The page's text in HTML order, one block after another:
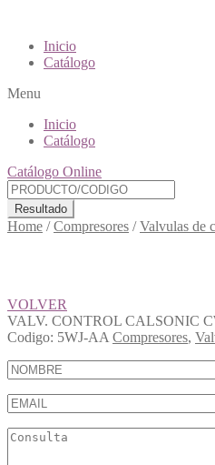
Inicio
Catálogo
Menu
Inicio
Catálogo
Catálogo Online
Resultado
Home /Compresores /Valvulas de
VOLVER
VALV. CONTROL CALSONIC
Codigo: 5WJ-AA Compresores,